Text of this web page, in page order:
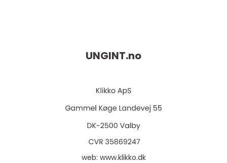
UNGINT.no
web: www.klikko.dk